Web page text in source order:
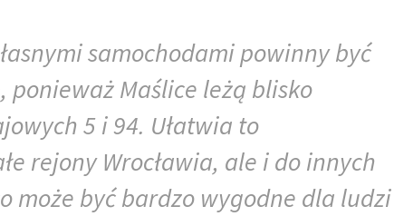
samochodami powinny być
ponieważ Maślice leżą blisko
5 i 94. Ułatwia to
rejony Wrocławia, ale i do innych
może być bardzo wygodne dla ludzi